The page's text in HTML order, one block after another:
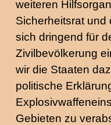
weiteren
Sicherheitsrat und
sich dringend für
Zivilbevölkerung
wir die Staaten
politische
Gebieten zu